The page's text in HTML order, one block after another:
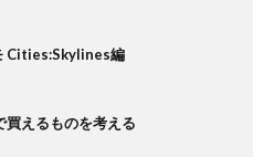
Cities:Skylines編
えるものを考える